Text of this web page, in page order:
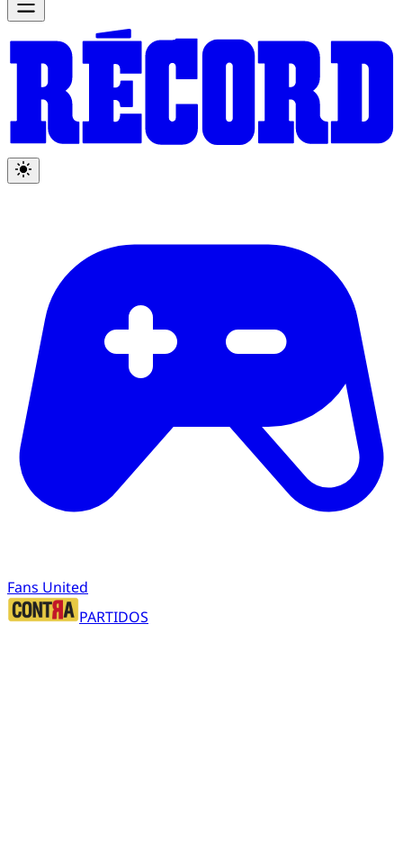
Fans United
PARTIDOS